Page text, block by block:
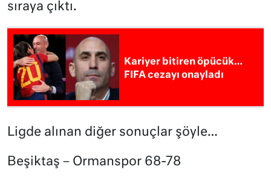
sıraya çıktı.
Kariyer bitiren öpücük…
FIFA cezayı onayladı
Ligde alınan diğer sonuçlar şöyle…
Beşiktaş – Ormanspor 68-78